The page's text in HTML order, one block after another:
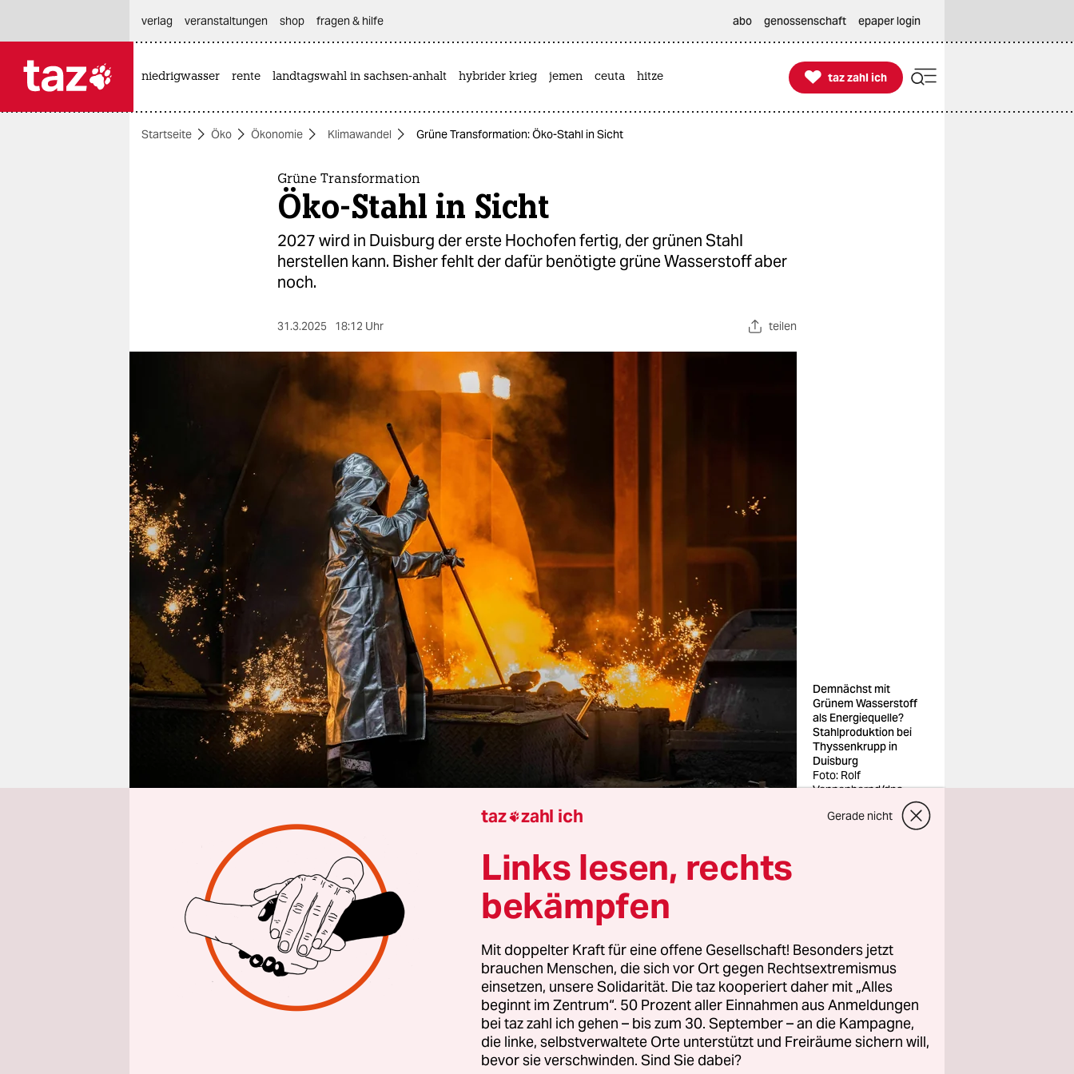
themen
verlag
verlag
veranstaltungen
shop
fragen & hilfe
unterstützen
genossenschaft
verlag
veranstaltungen shop fragen & hilfe abo genossenschaft epaper login
niedrigwasser rente landtagswahl in sachsen-anhalt hybrider krieg jemen ceuta hitze 
taz zahl ich
taz zahl ich
Startseite Öko Ökonomie Klimawandel Grüne Transformation: Öko-Stahl in Sicht
Grüne Transformation
Öko-Stahl in Sicht
2027 wird in Duisburg der erste Hochofen fertig, der grünen Stahl
herstellen kann. Bisher fehlt der dafür benötigte grüne Wasserstoff aber
noch.
31.3.2025 18:12 Uhr teilen
Demnächst mit
Grünem Wasserstoff
als Energiequelle?
Stahlproduktion bei
Thyssenkrupp in
Duisburg
Foto: Rolf
Vennenbernd/dpa
Aus Berlin Henning Giesen
Ende 2027, und damit ein Jahr später als erwartet, soll in Duisburg der
erste Hochofen in Betrieb gehen, der grünen Stahl herstellen kann.
Das kündigt der Anlagenbauer SMS Group an, der fürThyssenkrupp
den Hochofen baut. „Derzeit planen wir, die Anlage ab Ende 2027
Schritt für Schritt hochzufahren“, sagt SMS-Chef Jochen Burg.
Die Stahlproduktion spielt eine wichtige Rolle beimklimaneutralen
taz zahl ich Gerade nicht
Links lesen, rechts
bekämpfen
Mit doppelter Kraft für eine offene Gesellschaft! Besonders jetzt
brauchen Menschen, die sich vor Ort gegen Rechtsextremismus
einsetzen, unsere Solidarität. Die taz kooperiert daher mit „Alles
beginnt im Zentrum“. 50 Prozent aller Einnahmen aus Anmeldungen
bei taz zahl ich gehen – bis zum 30. September – an die Kampagne,
die linke, selbstverwaltete Orte unterstützt und Freiräume sichern will,
bevor sie verschwinden. Sind Sie dabei?